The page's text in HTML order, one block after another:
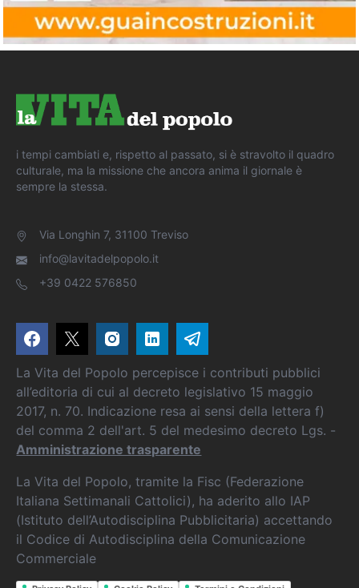
i tempi cambiati e, rispetto al passato, si è stravolto il quadro
culturale, ma la missione che ancora anima il giornale è
sempre la stessa.
Via Longhin 7, 31100 Treviso
info@lavitadelpopolo.it
+39 0422 576850
La Vita del Popolo percepisce i contributi pubblici
all’editoria di cui al decreto legislativo 15 maggio
2017, n. 70. Indicazione resa ai sensi della lettera f)
del comma 2 dell'art. 5 del medesimo decreto Lgs. -
Amministrazione trasparente
La Vita del Popolo, tramite la Fisc (Federazione
Italiana Settimanali Cattolici), ha aderito allo IAP
(Istituto dell’Autodisciplina Pubblicitaria) accettando
il Codice di Autodisciplina della Comunicazione
Commerciale